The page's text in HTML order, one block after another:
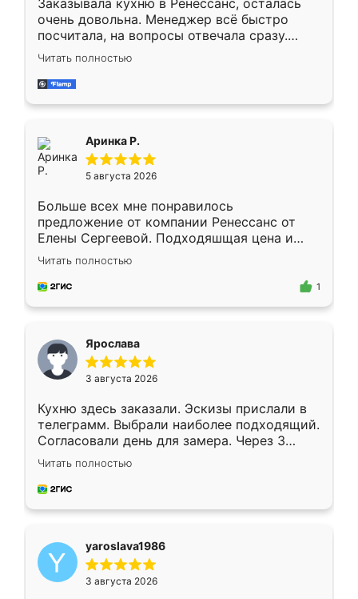
Заказывала кухню в Ренессанс, осталась
очень довольна. Менеджер всё быстро
посчитала, на вопросы отвечала сразу.
Замерщик приехал в субботу, подошёл к
делу со всей ответственностью. Собрали
за день, ребята работали аккуратно, даже
Читать полностью
Аринка Р.
5 августа 2026
Больше всех мне понравилось
предложение от компании Ренессанс от
Елены Сергеевой. Подходяшщая цена и
короткие сроки изготовления. Приехавший
для замера сотрудник Владислав
предложил по моему эскизу самый
Читать полностью
1
Ярослава
3 августа 2026
Кухню здесь заказали. Эскизы прислали в
телеграмм. Выбрали наиболее подходящий.
Согласовали день для замера. Через 3
недели кухня была уже готова. Остались
довольны работой. Спасибо Ренессанс
мебель за качественную работу!
Читать полностью
yaroslava1986
3 августа 2026